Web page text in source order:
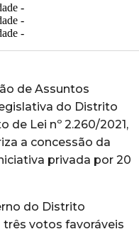
-
-
-
de Assuntos
do Distrito
de Lei nº 2.260/2021,
a concessão da
privada por 20
do Distrito
três votos favoráveis